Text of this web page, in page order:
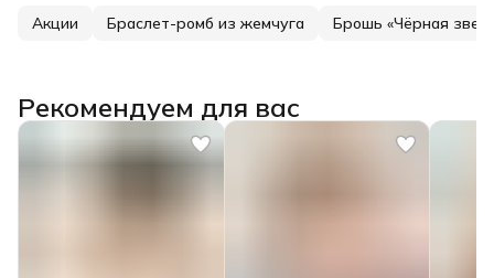
Акции Браслет-ромб из жемчуга Брошь «Чёрная
Рекомендуем для вас